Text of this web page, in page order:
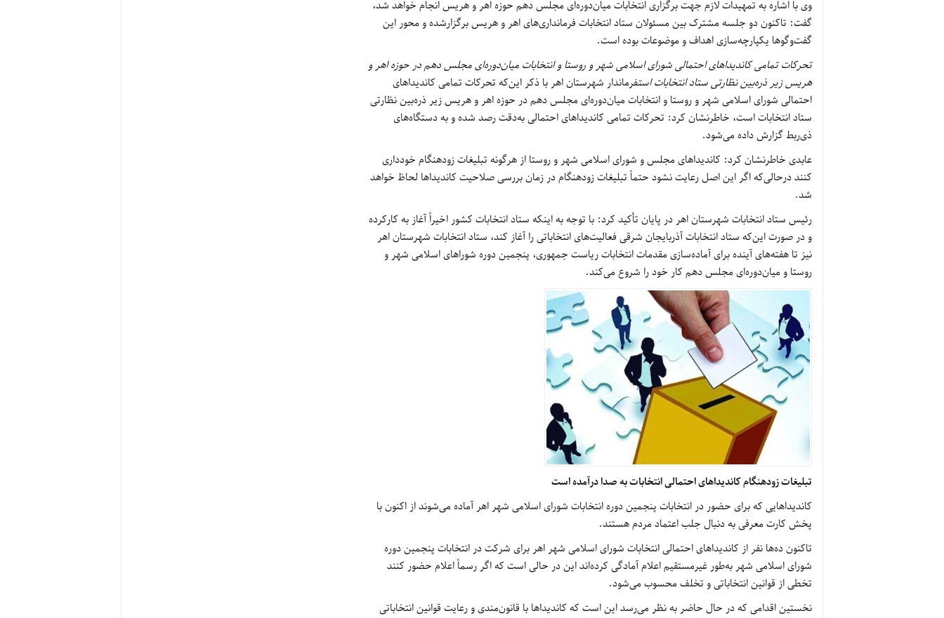
وی با اشاره به تمهیدات لازم جهت برگزاری انتخابات میان‌دوره‌ای مجلس دهم حوزه اهر و هریس انجام خواهد شد،
گفت: تاکنون دو جلسه مشترک بین مسئولان ستاد انتخابات فرمانداری‌های اهر و هریس برگزارشده و محور این
گفت‌وگوها یکپارچه‌سازی اهداف و موضوعات بوده است.
تحرکات تمامی کاندیداهای احتمالی شورای اسلامی شهر و روستا و انتخابات میان‌دوره‌ای مجلس دهم در حوزه اهر و
هریس زیر ذره‌بین نظارتی ستاد انتخابات استفرماندار شهرستان اهر با ذکر این‌که تحرکات تمامی کاندیداهای
احتمالی شورای اسلامی شهر و روستا و انتخابات میان‌دوره‌ای مجلس دهم در حوزه اهر و هریس زیر ذره‌بین نظارتی
ستاد انتخابات است، خاطرنشان کرد: تحرکات تمامی کاندیداهای احتمالی به‌دقت رصد شده و به دستگاه‌های
ذی‌ربط گزارش داده می‌شود.
عابدی خاطرنشان کرد: کاندیداهای مجلس و شورای اسلامی شهر و روستا از هرگونه تبلیغات زودهنگام خودداری
کنند درحالی‌که اگر این اصل رعایت نشود حتماً تبلیغات زودهنگام در زمان بررسی صلاحیت کاندیداها لحاظ خواهد
شد.
رئیس ستاد انتخابات شهرستان اهر در پایان تأکید کرد: با توجه به اینکه ستاد انتخابات کشور اخیراً آغاز به کارکرده
و در صورت این‌که ستاد انتخابات آذربایجان شرقی فعالیت‌های انتخاباتی را آغاز کند، ستاد انتخابات شهرستان اهر
نیز تا هفته‌های آینده برای آماده‌سازی مقدمات انتخابات ریاست جمهوری، پنجمین دوره شوراهای اسلامی شهر و
روستا و میان‌دوره‌ای مجلس دهم کار خود را شروع می‌کند.
تبلیغات زودهنگام کاندیداهای احتمالی انتخابات به صدا درآمده است
کاندیداهایی که برای حضور در انتخابات پنجمین دوره انتخابات شورای اسلامی شهر اهر آماده می‌شوند از اکنون با
پخش کارت معرفی به دنبال جلب اعتماد مردم هستند.
تاکنون ده‌ها نفر از کاندیداهای احتمالی انتخابات شورای اسلامی شهر اهر برای شرکت در انتخابات پنجمین دوره
شورای اسلامی شهر به‌طور غیرمستقیم اعلام آمادگی کرده‌اند این در حالی است که اگر رسماً اعلام حضور کنند
تخطی از قوانین انتخاباتی و تخلف محسوب می‌شود.
نخستین اقدامی که در حال حاضر به نظر می‌رسد این است که کاندیداها با قانون‌مندی و رعایت قوانین انتخاباتی